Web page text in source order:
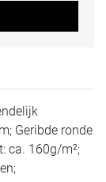
Geribde ronde
ca. 160g/m²;